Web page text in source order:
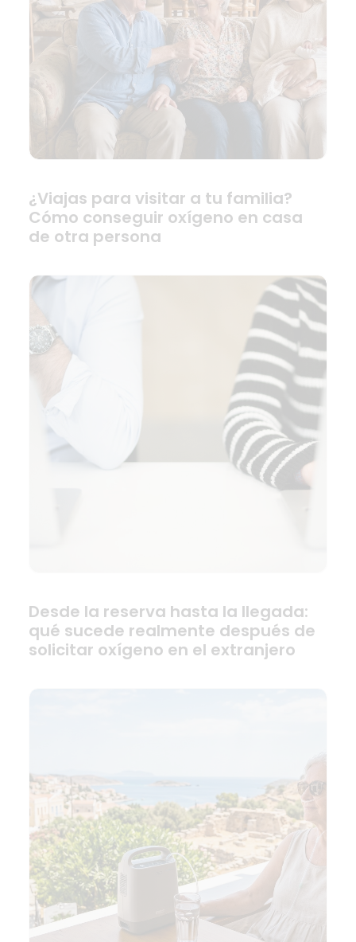
¿Viajas para visitar a tu familia?
Cómo conseguir oxígeno en casa
de otra persona
Desde la reserva hasta la llegada:
qué sucede realmente después de
solicitar oxígeno en el extranjero